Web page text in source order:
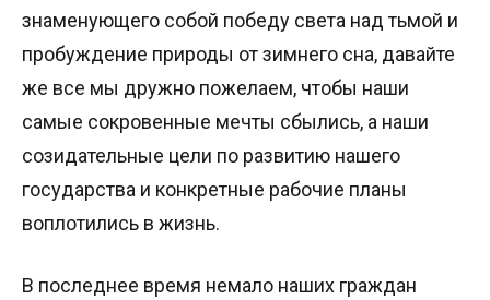
знаменующего собой победу света над тьмой и
пробуждение природы от зимнего сна, давайте
же все мы дружно пожелаем, чтобы наши
самые сокровенные мечты сбылись, а наши
созидательные цели по развитию нашего
государства и конкретные рабочие планы
воплотились в жизнь.
В последнее время немало наших граждан